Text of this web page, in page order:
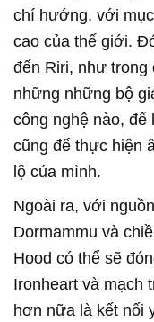
chí hướng, với
cao của thế giới.
đến Riri, như trong
những những bộ
công nghệ nào, để
cũng để thực hiện
lộ của mình.
Ngoài ra, với
Dormammu và
Hood có thể sẽ
Ironheart và mạch
hơn nữa là kết nối